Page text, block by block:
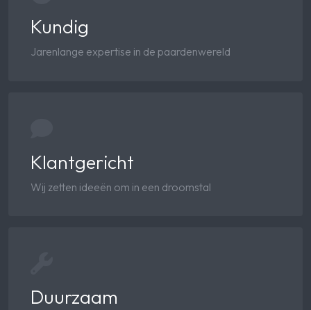
Kundig
Jarenlange expertise in de paardenwereld
Klantgericht
Wij zetten ideeën om in een droomstal
Duurzaam